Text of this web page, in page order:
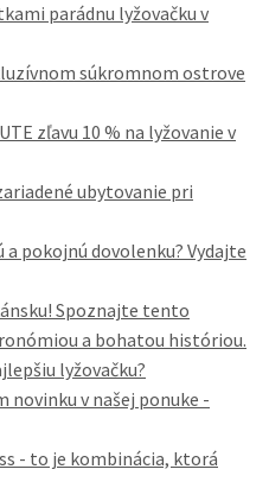
parádnu lyžovačku v
súkromnom ostrove
zľavu 10 % na lyžovanie v
ubytovanie pri
a pokojnú dovolenku? Vydajte
Spoznajte tento
a bohatou históriou.
lyžovačku?
novinku v našej ponuke -
- to je kombinácia, ktorá